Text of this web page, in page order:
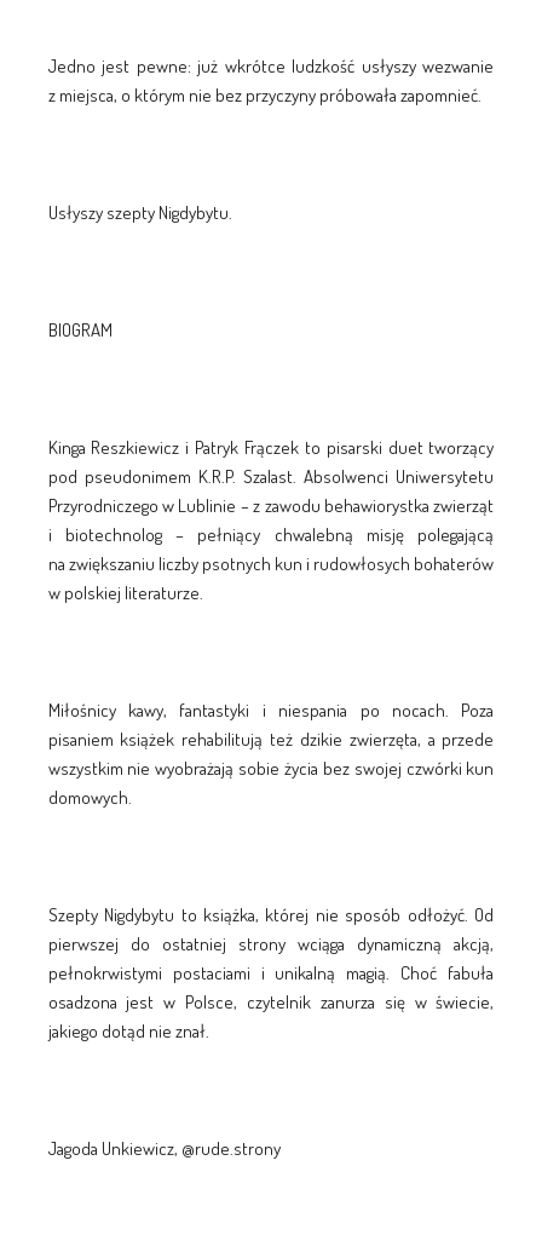
Jedno jest pewne: już wkrótce ludzkość usłyszy wezwanie
z miejsca, o którym nie bez przyczyny próbowała zapomnieć.
Usłyszy szepty Nigdybytu.
BIOGRAM
Kinga Reszkiewicz i Patryk Frączek to pisarski duet tworzący
pod pseudonimem K.R.P. Szalast. Absolwenci Uniwersytetu
Przyrodniczego w Lublinie – z zawodu behawiorystka zwierząt
i biotechnolog – pełniący chwalebną misję polegającą
na zwiększaniu liczby psotnych kun i rudowłosych bohaterów
w polskiej literaturze.
Miłośnicy kawy, fantastyki i niespania po nocach. Poza
pisaniem książek rehabilitują też dzikie zwierzęta, a przede
wszystkim nie wyobrażają sobie życia bez swojej czwórki kun
domowych.
Szepty Nigdybytu to książka, której nie sposób odłożyć. Od
pierwszej do ostatniej strony wciąga dynamiczną akcją,
pełnokrwistymi postaciami i unikalną magią. Choć fabuła
osadzona jest w Polsce, czytelnik zanurza się w świecie,
jakiego dotąd nie znał.
Jagoda Unkiewicz, @rude.strony